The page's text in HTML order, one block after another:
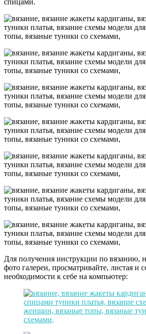
спицами.
Для получения инструкции по вязанию,
фото галереи, просматривайте, листая и
необходимости к себе на компьютер: